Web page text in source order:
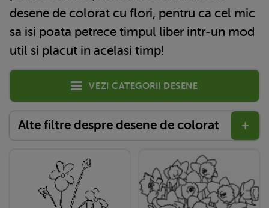
desene de colorat cu flori, pentru ca cel mic
sa isi poata petrece timpul liber intr-un mod
util si placut in acelasi timp!
Vezi categorii desene
Alte filtre despre desene de colorat +